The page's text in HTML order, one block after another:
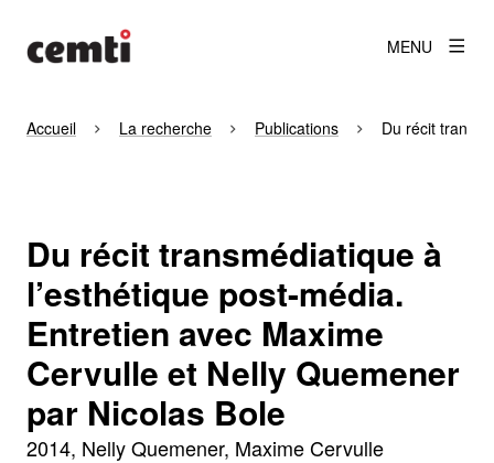
MENU
Accueil La recherche Publications Du récit
Du récit transmédiatique à
l’esthétique post-média.
Entretien avec Maxime
Cervulle et Nelly Quemener
par Nicolas Bole
2014 Nelly Quemener, Maxime Cervulle